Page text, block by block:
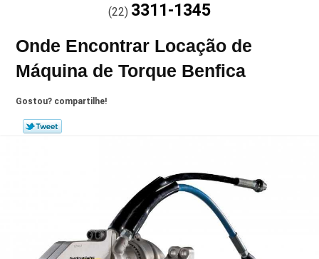
(22) 3311-1345
Onde Encontrar Locação de
Máquina de Torque Benfica
Gostou? compartilhe!